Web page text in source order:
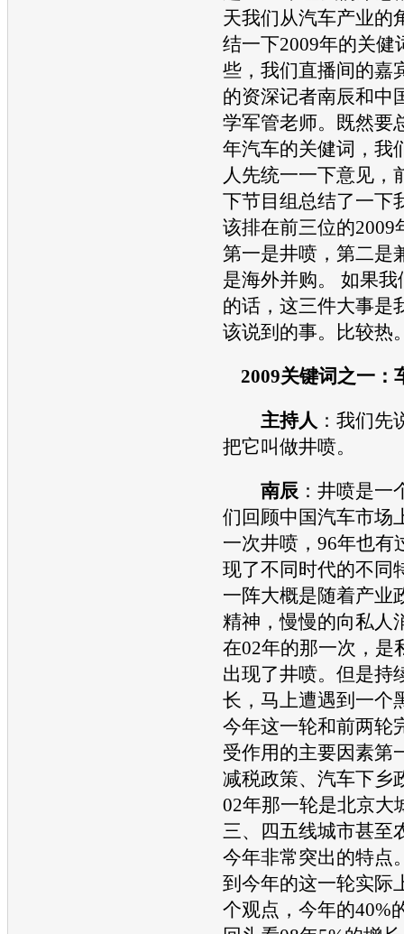
天我们从汽车产业的
结一下2009年的关健
些，我们直播间的嘉
的资深记者南辰和中
学军管老师。既然要
年汽车的关健词，我
人先统一一下意见，
下节目组总结了一下
该排在前三位的2009
第一是井喷，第二是
是海外并购。 如果
的话，这三件大事是
该说到的事。比较热
2009关键词之一：
主持人 ：我们先
把它叫做井喷。
南辰 ：井喷是一
们回顾中国汽车市场
一次井喷，96年也有
现了不同时代的不同
一阵大概是随着产业
精神，慢慢的向私人
在02年的那一次，是
出现了井喷。但是持
长，马上遭遇到一个
今年这一轮和前两轮
受作用的主要因素第
减税政策、 汽车下乡
02年那一轮是北京大
三、四五线城市甚至
今年非常突出的特点
到今年的这一轮实际
个观点，今年的40%